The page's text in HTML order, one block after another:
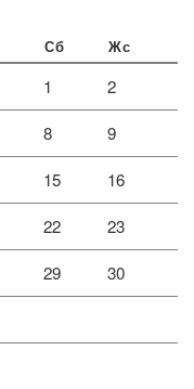
Сб Жс
1 2
8 9
15 16
22 23
29 30